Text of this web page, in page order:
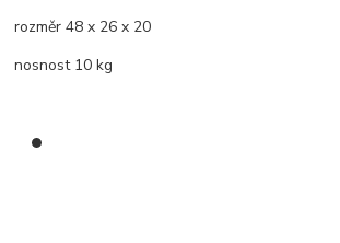
rozměr 48 x 26 x 20
nosnost 10 kg